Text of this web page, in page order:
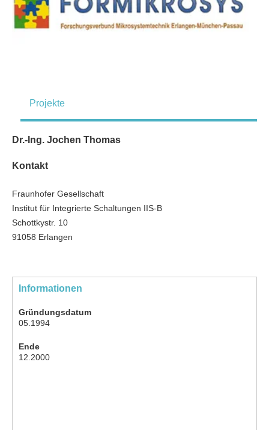
Projekte
Dr.-Ing. Jochen Thomas
Kontakt
Fraunhofer Gesellschaft
Institut für Integrierte Schaltungen IIS-B
Schottkystr. 10
91058 Erlangen
Informationen
Gründungsdatum
05.1994
Ende
12.2000